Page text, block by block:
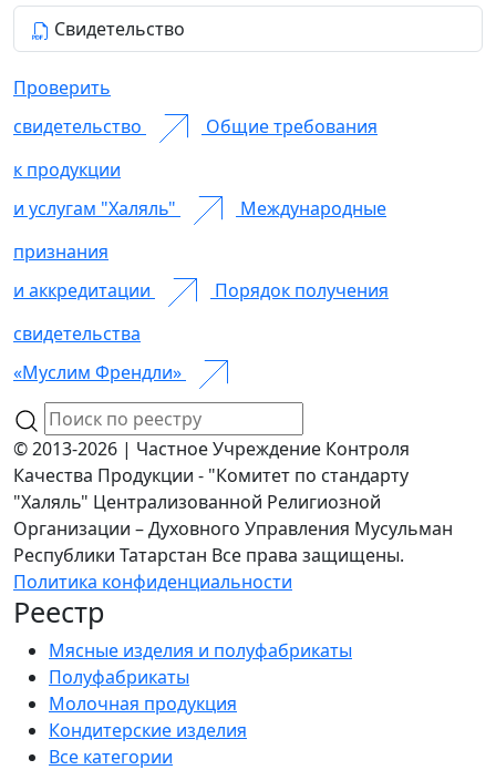
Свидетельство
Проверить
свидетельство
Общие требования
к продукции
и услугам "Халяль"
Международные
признания
и аккредитации
Порядок получения
свидетельства
«Муслим Френдли»
© 2013-2026 | Частное Учреждение Контроля
Качества Продукции - "Комитет по стандарту
"Халяль" Централизованной Религиозной
Организации – Духовного Управления Мусульман
Республики Татарстан Все права защищены.
Политика конфиденциальности
Реестр
Мясные изделия и полуфабрикаты
Полуфабрикаты
Молочная продукция
Кондитерские изделия
Все категории